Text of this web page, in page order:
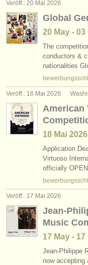
Veröff.: 20 Mai 2026
Global
20 May - 03
The
conductors &
nationalities
Veröff.: 18 Mai 2026
American
18 Mai 2026
Application
Virtuoso
officially
Veröff.: 17 Mai 2026
Jean-
Music
17 May -
Jean-Philippe
now accepting